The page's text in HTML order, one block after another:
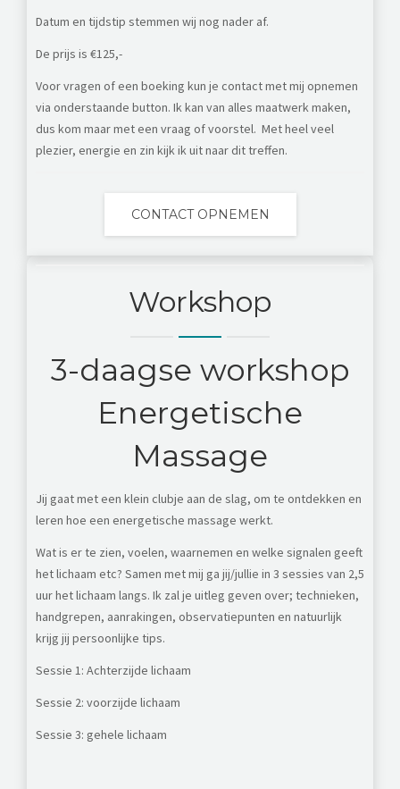
Datum en tijdstip stemmen wij nog nader af.
De prijs is €125,-
Voor vragen of een boeking kun je contact met mij opnemen
via onderstaande button. Ik kan van alles maatwerk maken,
dus kom maar met een vraag of voorstel. Met heel veel
plezier, energie en zin kijk ik uit naar dit treffen.
CONTACT OPNEMEN
Workshop
3-daagse workshop
Energetische
Massage
Jij gaat met een klein clubje aan de slag, om te ontdekken en
leren hoe een energetische massage werkt.
Wat is er te zien, voelen, waarnemen en welke signalen geeft
het lichaam etc? Samen met mij ga jij/jullie in 3 sessies van 2,5
uur het lichaam langs. Ik zal je uitleg geven over; technieken,
handgrepen, aanrakingen, observatiepunten en natuurlijk
krijg jij persoonlijke tips.
Sessie 1: Achterzijde lichaam
Sessie 2: voorzijde lichaam
Sessie 3: gehele lichaam